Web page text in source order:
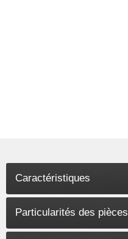
Caractéristiques
Particularités des pièces